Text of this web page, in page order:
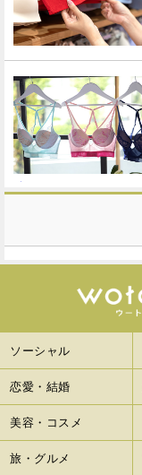
ソーシャル
恋愛・結婚
美容・コスメ
旅・グルメ